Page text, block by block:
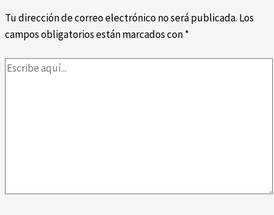
Tu dirección de correo electrónico no será publicada. Los
campos obligatorios están marcados con*
Escribe